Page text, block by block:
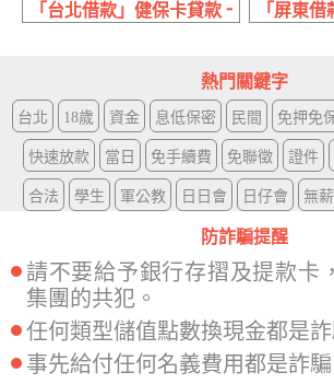
「台北借款」健保卡貸款 一通電話現
「屏東
熱門關鍵字
台北 18歲 資金 息低保密 民間 免押免
快速放款 當日 免手續費 免聯徵 證件
合法 學生 軍公教 日日會 日仔會 無
防詐騙提醒
請不要給予銀行存摺及提款卡
集團的共犯。
任何類型儲值點數換現金都是詐
事先給付任何名義費用都是詐騙